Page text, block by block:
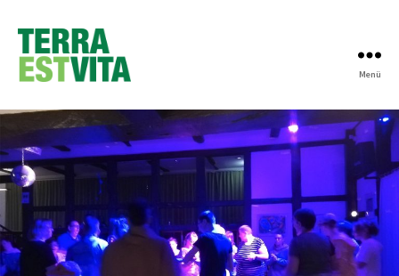
Menü